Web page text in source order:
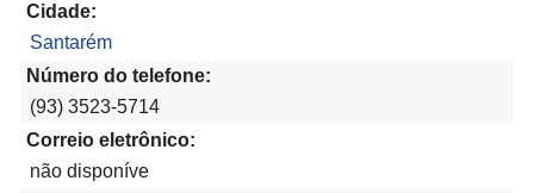
Cidade:
Santarém
Número do telefone:
(93) 3523-5714
Correio eletrônico:
não disponíve